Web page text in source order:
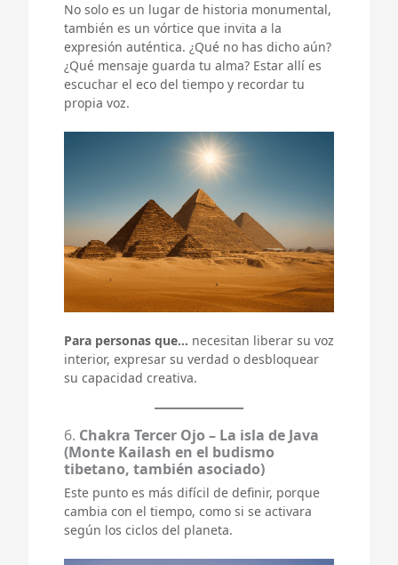
No solo es un lugar de historia monumental,
también es un vórtice que invita a la
expresión auténtica. ¿Qué no has dicho aún?
¿Qué mensaje guarda tu alma? Estar allí es
escuchar el eco del tiempo y recordar tu
propia voz.
Para personas que… necesitan liberar su voz
interior, expresar su verdad o desbloquear
su capacidad creativa.
6. Chakra Tercer Ojo – La isla de Java
(Monte Kailash en el budismo
tibetano, también asociado)
Este punto es más difícil de definir, porque
cambia con el tiempo, como si se activara
según los ciclos del planeta.